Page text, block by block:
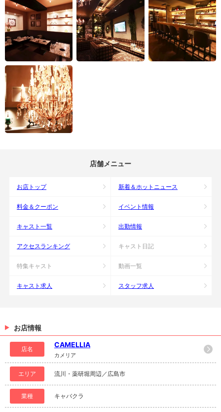
店舗メニュー
お店トップ 新着＆ホットニュース
料金＆クーポン イベント情報
キャスト一覧 出勤情報
アクセスランキング キャスト日記
特集キャスト 動画一覧
キャスト求人 スタッフ求人
お店情報
店名
CAMELLIA
カメリア
エリア 流川・薬研堀周辺／広島市
業種 キャバクラ